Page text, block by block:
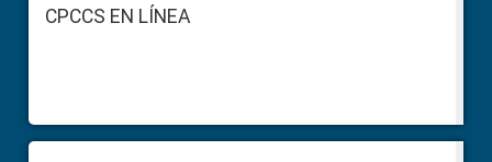
CPCCS EN LÍNEA